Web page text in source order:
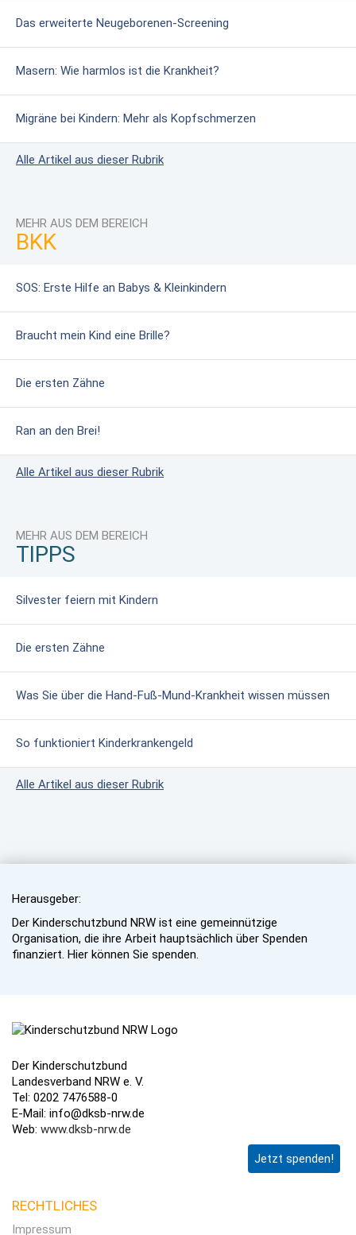
Das erweiterte Neugeborenen-Screening
Masern: Wie harmlos ist die Krankheit?
Migräne bei Kindern: Mehr als Kopfschmerzen
Alle Artikel aus dieser Rubrik
MEHR AUS DEM BEREICH
BKK
SOS: Erste Hilfe an Babys & Kleinkindern
Braucht mein Kind eine Brille?
Die ersten Zähne
Ran an den Brei!
Alle Artikel aus dieser Rubrik
MEHR AUS DEM BEREICH
TIPPS
Silvester feiern mit Kindern
Die ersten Zähne
Was Sie über die Hand-Fuß-Mund-Krankheit wissen müssen
So funktioniert Kinderkrankengeld
Alle Artikel aus dieser Rubrik
Herausgeber:
Der Kinderschutzbund NRW ist eine gemeinnützige
Organisation, die ihre Arbeit hauptsächlich über Spenden
finanziert. Hier können Sie spenden.
Jetzt spenden!
Der Kinderschutzbund
Landesverband NRW e. V.
Tel: 0202 7476588-0
E-Mail: info@dksb-nrw.de
Web: www.dksb-nrw.de
RECHTLICHES
Impressum